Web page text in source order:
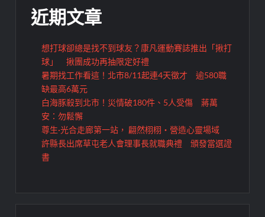
近期文章
想打球卻總是找不到球友？康凡運動賽誌推出「揪打
球」 揪團成功再抽限定好禮
暑期找工作看這！北市8/11起連4天徵才 逾580職
缺最高6萬元
白海豚殺到北市！災情破180件、5人受傷 蔣萬
安：勿鬆懈
尊生·光合走廊第一站， 翩然栩栩・營造心靈場域
許縣長出席草屯老人會理事長就職典禮 頒發當選證
書